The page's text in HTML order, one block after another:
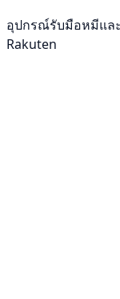
อุปกรณ์รับมือหมีแล
Rakuten